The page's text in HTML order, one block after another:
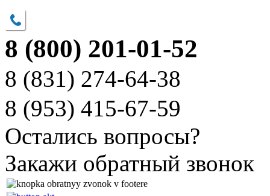
8 (800) 201-01-52
8 (831) 274-64-38
8 (953) 415-67-59
Остались вопросы?
Закажи обратный звонок